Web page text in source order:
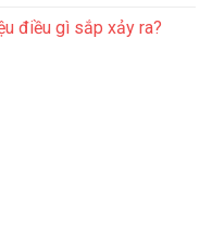
điều gì sắp xảy ra?